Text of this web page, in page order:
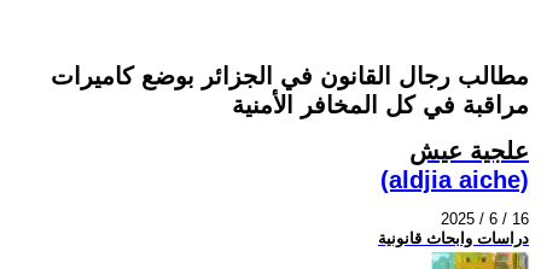
مطالب رجال القانون في الجزائر بوضع كاميرات
مراقبة في كل المخافر الأمنية
علجية عيش
(aldjia aiche)
2025 / 6 / 16
دراسات وابحاث قانونية